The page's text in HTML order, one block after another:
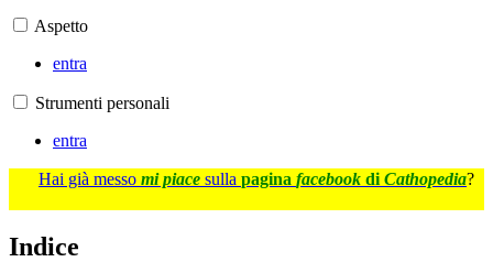
Aspetto
entra
Strumenti personali
entra
Hai già messo mi piace sulla pagina facebook di Cathopedia?
Indice